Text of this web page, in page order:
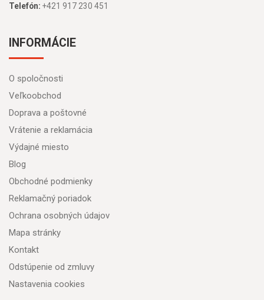
Telefón: +421 917 230 451
INFORMÁCIE
O spoločnosti
Veľkoobchod
Doprava a poštovné
Vrátenie a reklamácia
Výdajné miesto
Blog
Obchodné podmienky
Reklamačný poriadok
Ochrana osobných údajov
Mapa stránky
Kontakt
Odstúpenie od zmluvy
Nastavenia cookies